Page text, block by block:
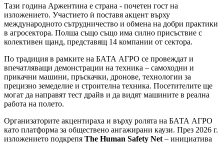
Тази година Аржентина е страна - почетен гост на
изложението. Участието ѝ поставя акцент върху
международното сътрудничество и обмена на добри практики
в агросектора. Полша също също има силно присъствие с
колективен щанд, представящ 14 компании от сектора.
По традиция в рамките на БАТА АГРО се провеждат и
впечатляващи демонстрации на техника – самоходни и
прикачни машини, пръскачки, дронове, технологии за
прецизно земеделие и строителна техника. Посетителите ще
могат да направят тест драйв и да видят машините в реална
работа на полето.
Организаторите акцентираха и върху ролята на БАТА АГРО
като платформа за обществено ангажирани каузи. През 2026 г.
изложението подкрепя The Human Safety Net – инициатива